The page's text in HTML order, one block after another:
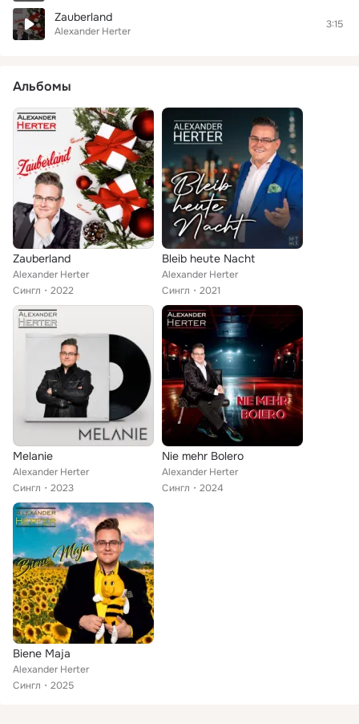
Zauberland
Alexander Herter
3:15
Альбомы
Zauberland
Alexander Herter
Сингл
2022
Bleib heute Nacht
Alexander Herter
Сингл
2021
Melanie
Alexander Herter
Сингл
2023
Nie mehr Bolero
Alexander Herter
Сингл
2024
Biene Maja
Alexander Herter
Сингл
2025